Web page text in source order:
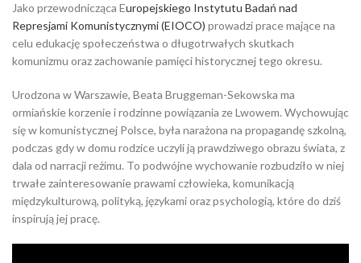
Jako przewodnicząca Europejskiego Instytutu Badań nad
Represjami Komunistycznymi (EIOCO) prowadzi prace mające na
celu edukację społeczeństwa o długotrwałych skutkach
komunizmu oraz zachowanie pamięci historycznej tego okresu.
Urodzona w Warszawie, Beata Bruggeman-Sekowska ma
ormiańskie korzenie i rodzinne powiązania ze Lwowem. Wychowując
się w komunistycznej Polsce, była narażona na propagandę szkolną,
podczas gdy w domu rodzice uczyli ją prawdziwego obrazu świata, z
dala od narracji reżimu. To podwójne wychowanie rozbudziło w niej
trwałe zainteresowanie prawami człowieka, komunikacją
międzykulturową, polityką, językami oraz psychologią, które do dziś
inspirują jej pracę.